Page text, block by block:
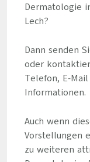
Dermatologie
Lech?
Dann senden
oder
Telefon, E-
Informationen.
Auch wenn
Vorstellungen
zu weiteren